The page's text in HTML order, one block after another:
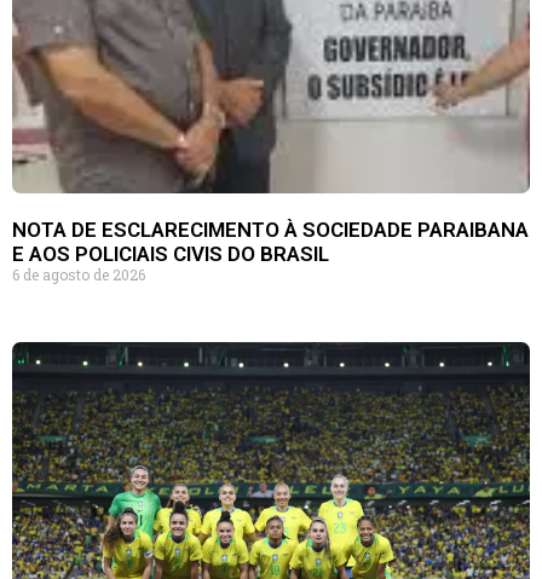
NOTA DE ESCLARECIMENTO À SOCIEDADE PARAIBANA
E AOS POLICIAIS CIVIS DO BRASIL
6 de agosto de 2026